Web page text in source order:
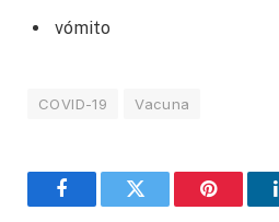
vómito
COVID-19 Vacuna
FacebookTwitter Pinterest